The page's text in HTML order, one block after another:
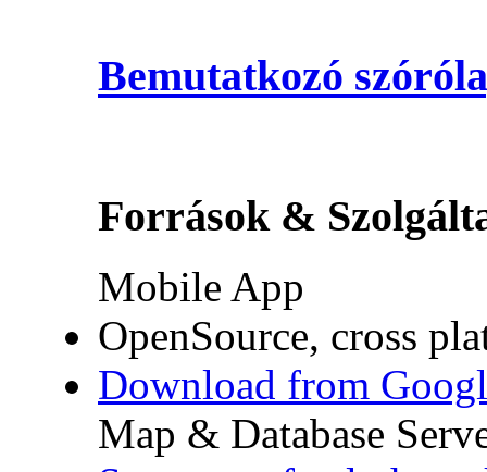
Bemutatkozó
Források &
Mobile App
OpenSource, cross
Download from
Map & Database